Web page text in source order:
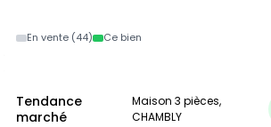
En vente (44) Ce bien
Tendance
marché
Maison 3 pièces,
CHAMBLY